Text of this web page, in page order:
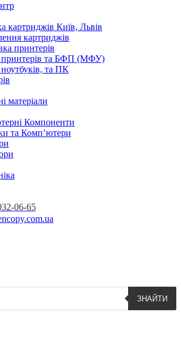
картриджів Київ, Львів
картриджів
принтерів
принтерів та БФП (МФУ)
та ПК
матеріали
Компоненти
та Комп’ютери
06-65
ЗНАЙТИ